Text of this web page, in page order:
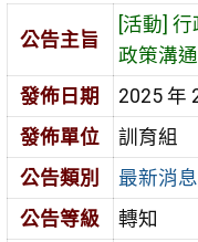
公告主旨
[活動]
政策溝
發佈日期
2025 年
發佈單位
訓育組
公告類別
最新消息
公告等級
轉知